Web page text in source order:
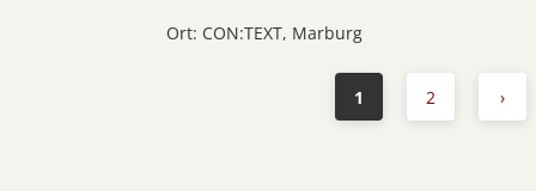
Ort: CON:TEXT, Marburg
1 2 ›